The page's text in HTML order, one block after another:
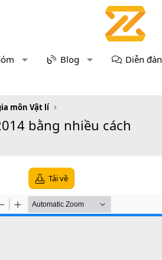
Blog Diễn đàn
môn Vật lí
bằng nhiều cách
Tải về